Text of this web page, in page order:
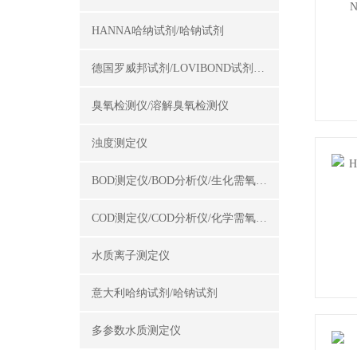
HANNA哈纳试剂/哈钠试剂
德国罗威邦试剂/LOVIBOND试剂/罗威邦试剂
臭氧检测仪/溶解臭氧检测仪
浊度测定仪
BOD测定仪/BOD分析仪/生化需氧量测定仪
COD测定仪/COD分析仪/化学需氧量测定仪
水质离子测定仪
意大利哈纳试剂/哈钠试剂
多参数水质测定仪